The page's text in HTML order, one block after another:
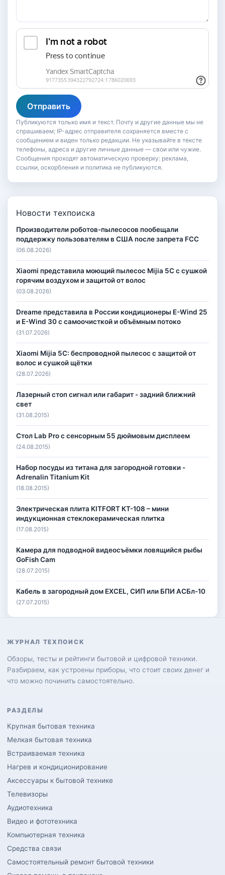
Отправить
Публикуются только имя и текст. Почту и другие данные мы не
спрашиваем; IP-адрес отправителя сохраняется вместе с
сообщением и виден только редакции. Не указывайте в тексте
телефоны, адреса и другие личные данные — свои или чужие.
Сообщения проходят автоматическую проверку: реклама,
ссылки, оскорбления и политика не публикуются.
Новости техпоиска
Производители роботов-пылесосов пообещали
поддержку пользователям в США после запрета FCC
(06.08.2026)
Xiaomi представила моющий пылесос Mijia 5C с сушкой
горячим воздухом и защитой от волос
(03.08.2026)
Dreame представила в России кондиционеры E-Wind 25
и E-Wind 30 с самоочисткой и объёмным потоко
(31.07.2026)
Xiaomi Mijia 5C: беспроводной пылесос с защитой от
волос и сушкой щётки
(28.07.2026)
Лазерный стоп сигнал или габарит - задний ближний
свет
(31.08.2015)
Стол Lab Pro с сенсорным 55 дюймовым дисплеем
(24.08.2015)
Набор посуды из титана для загородной готовки -
Adrenalin Titanium Kit
(18.08.2015)
Электрическая плита KITFORT КТ-108 – мини
индукционная стеклокерамическая плитка
(17.08.2015)
Камера для подводной видеосъёмки ловящийся рыбы
GoFish Cam
(28.07.2015)
Кабель в загородный дом EXCEL, СИП или БПИ АСБл-10
(27.07.2015)
ЖУРНАЛ ТЕХПОИСК
Обзоры, тесты и рейтинги бытовой и цифровой техники.
Разбираем, как устроены приборы, что стоит своих денег и
что можно починить самостоятельно.
РАЗДЕЛЫ
Крупная бытовая техника
Мелкая бытовая техника
Встраиваемая техника
Нагрев и кондиционирование
Аксессуары к бытовой технике
Телевизоры
Аудиотехника
Видео и фототехника
Компьютерная техника
Средства связи
Самостоятельный ремонт бытовой техники